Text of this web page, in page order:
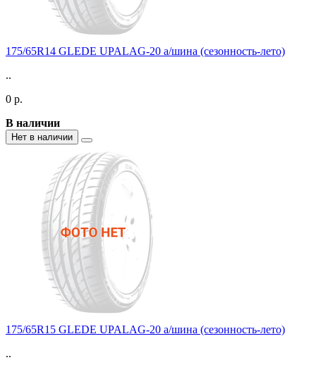
175/65R14 GLEDE UPALAG-20 а/шина (сезонность-лето)
..
0 р.
В наличии
Нет в наличии
175/65R15 GLEDE UPALAG-20 а/шина (сезонность-лето)
..